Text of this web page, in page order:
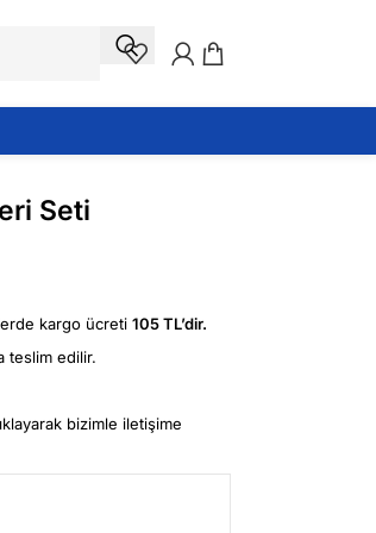
Seti
kargo ücreti 105 TL’dir.
teslim edilir.
bizimle iletişime